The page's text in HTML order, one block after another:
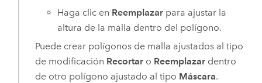
Haga clic en Reemplazar para ajustar la
altura de la malla dentro del polígono.
Puede crear polígonos de malla ajustados al tipo
de modificación Recortaro Reemplazardentro
de otro polígono ajustado al tipo Máscara.